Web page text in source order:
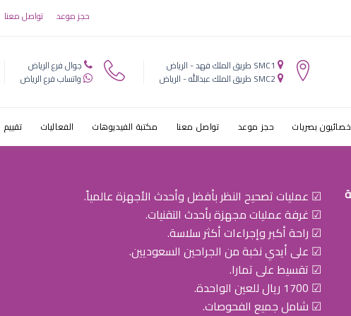
ترطيب العين
حجز موعد تواصل معنا
SMC1 طريق الملك فهد - الرياض
SMC2 طريق الملك عبدالله - الرياض
جوال فرع الرياض
واتساب فرع الرياض
بصريات حجز موعد تواصل معنا مكتبة الفيديوهات الفعاليات
☑ عمليات تصحيح النظر بأفضل وأحدث الأجهزة عالمياً.
☑ غرفة عمليات مجهزة بأحدث التقنيات.
☑ راحة أكبر وإجراءات أكثر سلاسة.
☑ على أيدي نخبة من الجراحين السعوديين.
☑ تقسيط على تمارا.
☑ 1700 ريال للعين الواحدة.
☑ شامل جميع الفحوصات.